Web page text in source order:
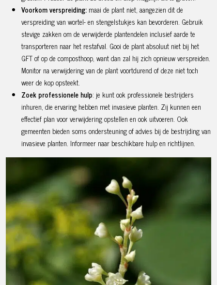
Voorkom verspreiding: maai de plant niet, aangezien dit de
verspreiding van wortel- en stengelstukjes kan bevorderen. Gebruik
stevige zakken om de verwijderde plantendelen inclusief aarde te
transporteren naar het restafval. Gooi de plant absoluut niet bij het
GFT of op de composthoop, want dan zal hij zich opnieuw verspreiden.
Monitor na verwijdering van de plant voortdurend of deze niet toch
weer de kop opsteekt.
Zoek professionele hulp: je kunt ook professionele bestrijders
inhuren, die ervaring hebben met invasieve planten. Zij kunnen een
effectief plan voor verwijdering opstellen en ook uitvoeren. Ook
gemeenten bieden soms ondersteuning of advies bij de bestrijding van
invasieve planten. Informeer naar beschikbare hulp en richtlijnen.